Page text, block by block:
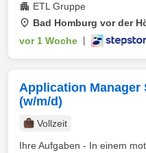
ETL Gruppe
Bad Homburg vor der
vor 1 Woche
Application Manager
(w/m/d)
Vollzeit
Ihre Aufgaben - In einem